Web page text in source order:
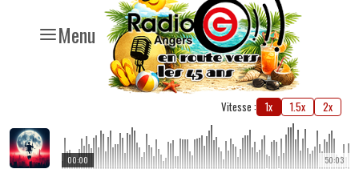
Menu
Vitesse : 1x 1.5x 2x
50:03
00:00